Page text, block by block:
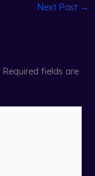
Next Post →
Required fields are